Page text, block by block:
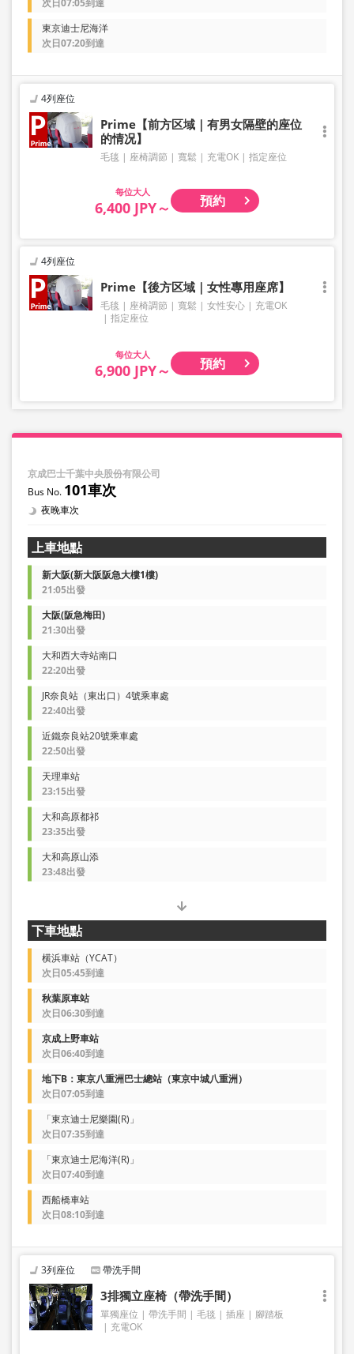
次日07:05到達
東京迪士尼海洋
次日07:20到達
4列座位
Prime【前方区域｜有男女隔壁的座位
的情况】
毛毯 座椅調節 寬鬆 充電OK 指定座位
大人
6,400 JPY～ 預約
4列座位
Prime【後方区域｜女性專用座席】
毛毯 座椅調節 寬鬆 女性安心
充電OK
指定座位
大人
6,900 JPY～ 預約
京成巴士千葉中央股份有限公司
101車次
夜晚車次
上車地點
新大阪(新大阪阪急大樓1樓)
21:05出發
大阪(阪急梅田)
21:30出發
大和西大寺站南口
22:20出發
JR奈良站（東出口）4號乘車處
22:40出發
近鐵奈良站20號乘車處
22:50出發
天理車站
23:15出發
大和高原都祁
23:35出發
大和高原山添
23:48出發
下車地點
横浜車站（YCAT）
次日05:45到達
秋葉原車站
次日06:30到達
京成上野車站
次日06:40到達
地下B：東京八重洲巴士總站（東京中城八重洲）
次日07:05到達
「東京迪士尼樂園(R)」
次日07:35到達
「東京迪士尼海洋(R)」
次日07:40到達
西船橋車站
次日08:10到達
3列座位 帶洗手間
3排獨立座椅（帶洗手間）
單獨座位 帶洗手間 毛毯 插座
腳踏板
充電OK